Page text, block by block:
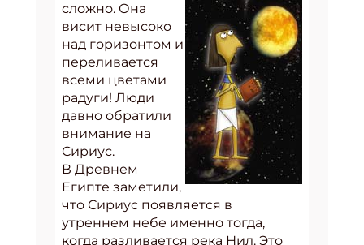
сложно. Она
висит невысоко
над горизонтом и
переливается
всеми цветами
радуги! Люди
давно обратили
внимание на
Сириус.
В Древнем
Египте заметили,
что Сириус появляется в
утреннем небе именно тогда,
когда разливается река Нил. Это